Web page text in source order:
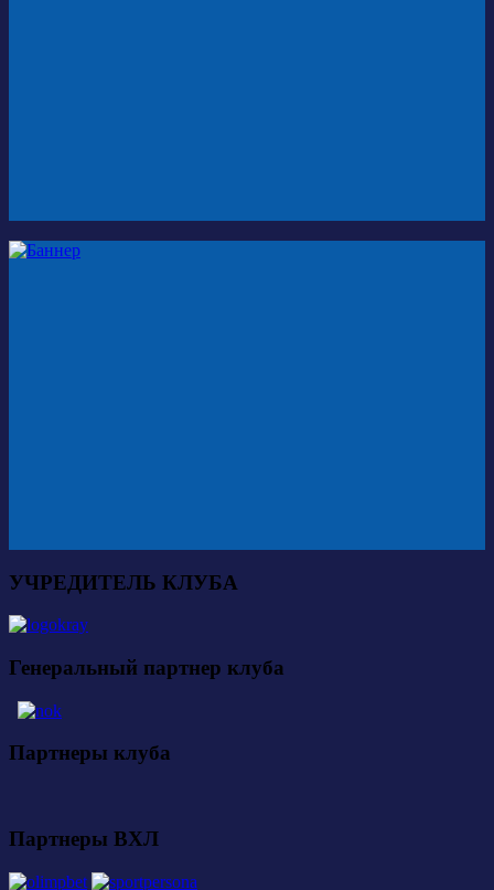
УЧРЕДИТЕЛЬ КЛУБА
Генеральный партнер клуба
Партнеры клуба
Партнеры ВХЛ